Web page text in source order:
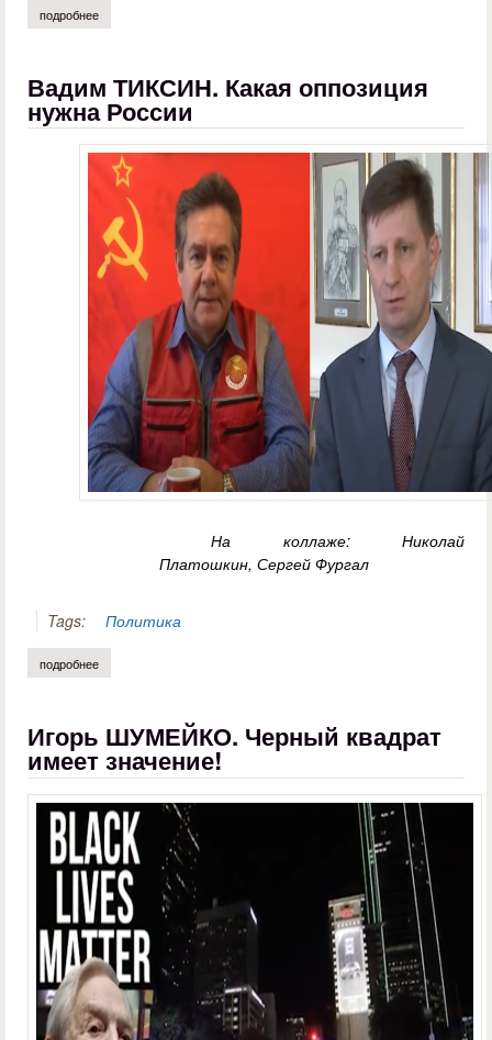
подробнее
Вадим ТИКСИН. Какая оппозиция
нужна России
На коллаже: Николай
Платошкин, Сергей Фургал
Tags: Политика
подробнее
Игорь ШУМЕЙКО. Черный квадрат
имеет значение!